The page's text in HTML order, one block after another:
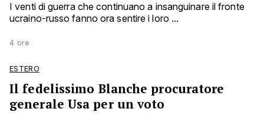
I venti di guerra che continuano a insanguinare il fronte
ucraino-russo fanno ora sentire i loro ...
4 ore
ESTERO
Il fedelissimo Blanche procuratore
generale Usa per un voto